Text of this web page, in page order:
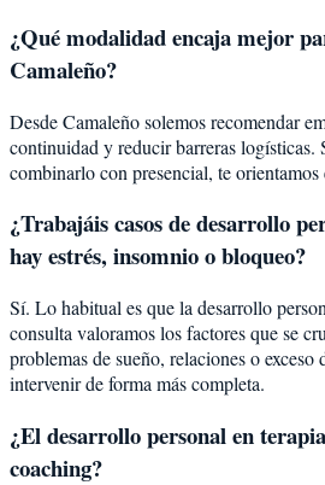
¿Qué modalidad encaja mejor
Camaleño?
Desde Camaleño solemos recomendar
continuidad y reducir barreras logísticas.
combinarlo con presencial, te
¿Trabajáis casos de desarrollo
hay estrés, insomnio o bloqueo?
Sí. Lo habitual es que la desarrollo
consulta valoramos los factores que se
problemas de sueño, relaciones o exceso
intervenir de forma más completa.
¿El desarrollo personal en
coaching?